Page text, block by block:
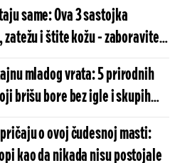
same: Ova 3 sastojka
i štite kožu - zaboravite
mladog vrata: 5 prirodnih
brišu bore bez igle i skupih
o ovoj čudesnoj masti:
kao da nikada nisu postojale